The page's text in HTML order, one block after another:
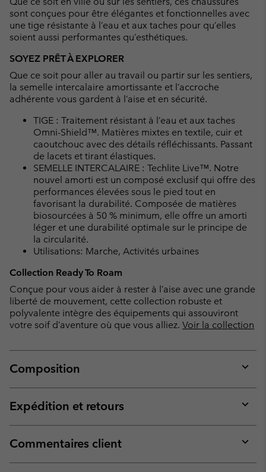
sont conçues pour être élégantes et fonctionnelles avec
une tige résistante à l’eau et aux taches pour qu’elles
soient aussi performantes qu’esthétiques.
SOYEZ PRÊT À EXPLORER
Que ce soit pour aller au travail ou partir sur les sentiers,
la semelle intercalaire amortissante et l’accroche
adhérente vous gardent à l’aise et en sécurité.
TIGE : Traitement résistant à l’eau et aux taches
Omni-Shield™. Matières mixtes en textile, cuir et
caoutchouc avec des détails réfléchissants. Passant
de lacets et tirant élastiques.
SEMELLE INTERCALAIRE : Techlite Live™. Notre
nouvel amorti est un composé exclusif qui offre des
performances élevées sous le pied tout en
favorisant la durabilité. Composée de matières
biosourcées à 50 % minimum, elle offre un amorti
léger et une durabilité optimale sur le principe de
la circularité.
Utilisations: Marche, Activités urbaines
Collection Ready To Roam
Conçue pour vous aider à rester à l’aise avec une grande
liberté de mouvement, cette collection robuste et
polyvalente intègre des équipements qui assouviront
votre soif d’aventure où que vous alliez. Voir la collection
Composition
or
Expédition et retours
or
Commentaires client
or